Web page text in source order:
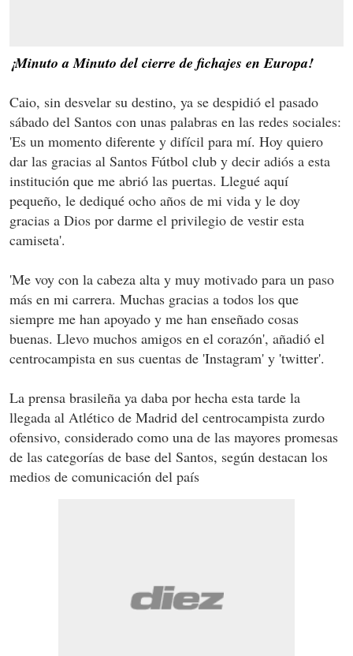
¡Minuto a Minuto del cierre de fichajes en Europa!
Caio, sin desvelar su destino, ya se despidió el pasado
sábado del Santos con unas palabras en las redes sociales:
'Es un momento diferente y difícil para mí. Hoy quiero
dar las gracias al Santos Fútbol club y decir adiós a esta
institución que me abrió las puertas. Llegué aquí
pequeño, le dediqué ocho años de mi vida y le doy
gracias a Dios por darme el privilegio de vestir esta
camiseta'.
'Me voy con la cabeza alta y muy motivado para un paso
más en mi carrera. Muchas gracias a todos los que
siempre me han apoyado y me han enseñado cosas
buenas. Llevo muchos amigos en el corazón', añadió el
centrocampista en sus cuentas de 'Instagram' y 'twitter'.
La prensa brasileña ya daba por hecha esta tarde la
llegada al Atlético de Madrid del centrocampista zurdo
ofensivo, considerado como una de las mayores promesas
de las categorías de base del Santos, según destacan los
medios de comunicación del país